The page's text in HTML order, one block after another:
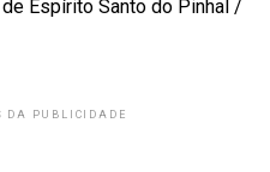
Espírito Santo do Pinhal /
DA PUBLICIDADE